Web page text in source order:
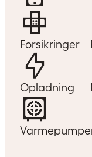
Forsikringer
Opladning